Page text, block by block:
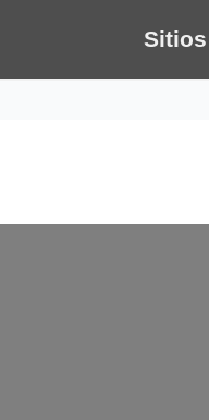
Sitios